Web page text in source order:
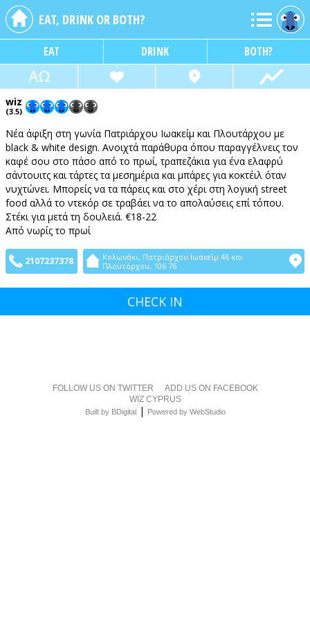
EAT, DRINK OR BOTH?
EAT DRINK BOTH?
wiz
(3.5)
Νέα άφιξη στη γωνία Πατριάρχου Ιωακείμ και Πλουτάρχου με
black & white design. Ανοιχτά παράθυρα όπου παραγγέλνεις τον
καφέ σου στο πάσο από το πρωί, τραπεζάκια για ένα ελαφρύ
σάντουιτς και τάρτες τα μεσημέρια και μπάρες για κοκτέιλ όταν
νυχτώνει. Μπορείς να τα πάρεις και στο χέρι στη λογική street
food αλλά το ντεκόρ σε τραβάει να το απολαύσεις επί τόπου.
Στέκι για μετά τη δουλειά. €18-22
Aπό νωρίς το πρωί
2107237378
Κολωνάκι, Πατριάρχου Ιωακείμ 46 και
Πλουτάρχου, 106 76
CHECK IN
FOLLOW US ON TWITTER
ADD US ON FACEBOOK
WIZ CYPRUS
Built by BDigital| Powered by WebStudio